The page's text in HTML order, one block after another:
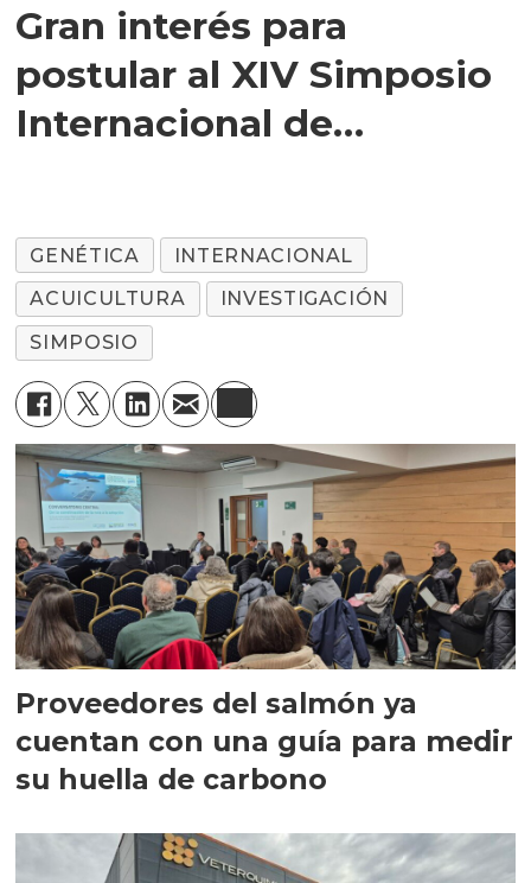
Gran interés para
postular al XIV Simposio
Internacional de
GENÉTICA
INTERNACIONAL
ACUICULTURA
INVESTIGACIÓN
SIMPOSIO
Proveedores del salmón ya
cuentan con una guía para medir
su huella de carbono